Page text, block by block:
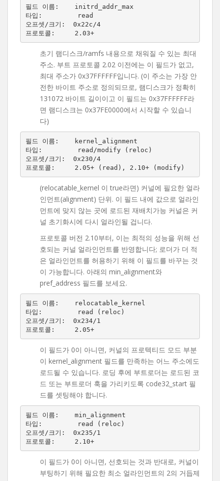
필드 이름:    initrd_addr_max
타입:         read
오프셋/크기:  0x22c/4
프로토콜:     2.03+
초기 램디스크/ramfs 내용으로 채워질 수 있는 최대
주소. 부트 프로토콜 2.02 이전에는 이 필드가 없고,
최대 주소가 0x37FFFFFF입니다. (이 주소는 가장 안
전한 바이트 주소로 정의되므로, 램디스크가 정확히
131072 바이트 길이이고 이 필드는 0x37FFFFFF라
면 램디스크는 0x37FE0000에서 시작할 수 있습니
다)
필드 이름:    kernel_alignment
타입:         read/modify (reloc)
오프셋/크기:  0x230/4
(relocatable_kernel 이 true라면) 커널에 필요한 얼라
인먼트(alignment) 단위. 이 필드 내에 값으로 얼라인
먼트에 맞지 않는 곳에 로드된 재배치가능 커널은 커
널 초기화시에 다시 얼라인될 겁니다.
프로토콜 버전 2.10부터, 이는 최적의 성능을 위해 선
호되는 커널 얼라인먼트를 반영합니다; 로더가 더 적
은 얼라인먼트를 허용하기 위해 이 필드를 바꾸는 것
이 가능합니다. 아래의 min_alignment와
pref_address 필드를 보세요.
필드 이름:    relocatable_kernel
타입:         read (reloc)
오프셋/크기:  0x234/1
프로토콜:     2.05+
이 필드가 0이 아니면, 커널의 프로텍티드 모드 부분
이 kernel_alignment 필드를 만족하는 어느 주소에도
로드될 수 있습니다. 로딩 후에 부트로더는 로드된 코
드 또는 부트로더 훅을 가리키도록 code32_start 필
드를 셋팅해야 합니다.
필드 이름:    min_alignment
타입:         read (reloc)
오프셋/크기:  0x235/1
프로토콜:     2.10+
이 필드가 0이 아니면, 선호되는 것과 반대로, 커널이
부팅하기 위해 필요한 최소 얼라인먼트의 2의 거듭제